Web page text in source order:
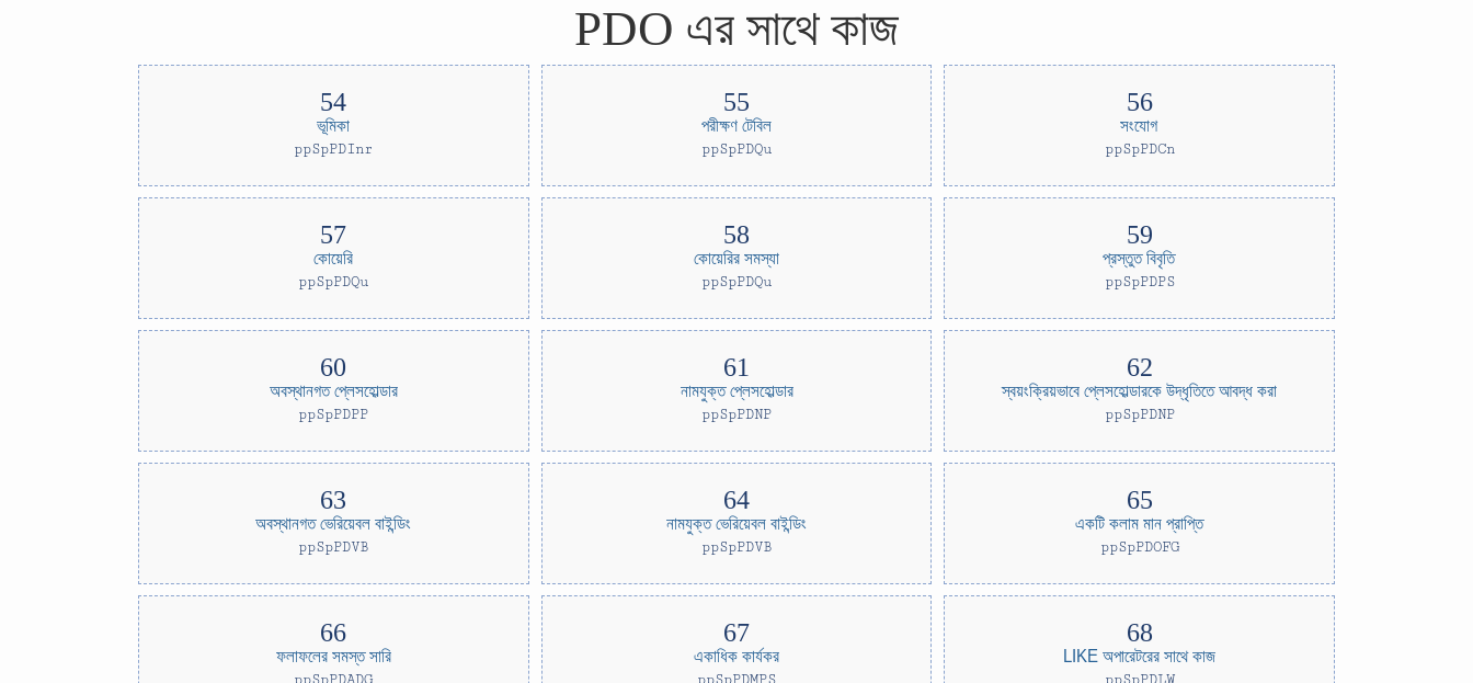
PDO এর সাথে কাজ
ভূমিকা
ppSpPDInr
পরীক্ষণ টেবিল
ppSpPDQu
সংযোগ
ppSpPDCn
কোয়েরি
ppSpPDQu
কোয়েরির সমস্যা
ppSpPDQu
প্রস্তুত বিবৃতি
ppSpPDPS
অবস্থানগত প্লেসহোল্ডার
ppSpPDPP
নামযুক্ত প্লেসহোল্ডার
ppSpPDNP
স্বয়ংক্রিয়ভাবে প্লেসহোল্ডারকে উদ্ধৃতিতে আবদ্ধ করা
ppSpPDNP
অবস্থানগত ভেরিয়েবল বাইন্ডিং
ppSpPDVB
নামযুক্ত ভেরিয়েবল বাইন্ডিং
ppSpPDVB
একটি কলাম মান প্রাপ্তি
ppSpPDOFG
ফলাফলের সমস্ত সারি একাধিক কার্যকর LIKE অপারেটরের সাথে কাজ